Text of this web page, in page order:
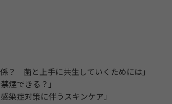
？ 菌と上手に共生していくためには」
煙できる？」
染症対策に伴うスキンケア」